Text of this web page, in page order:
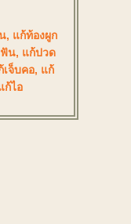
, แก้ท้องผูก
น, แก้ปวด
เจ็บคอ, แก้
ก้ไอ